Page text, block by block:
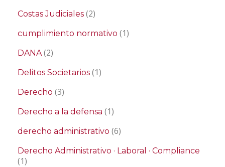
Costas Judiciales (2)
cumplimiento normativo (1)
DANA(2)
Delitos Societarios (1)
Derecho (3)
Derecho a la defensa (1)
derecho administrativo (6)
Derecho Administrativo · Laboral · Compliance
(1)